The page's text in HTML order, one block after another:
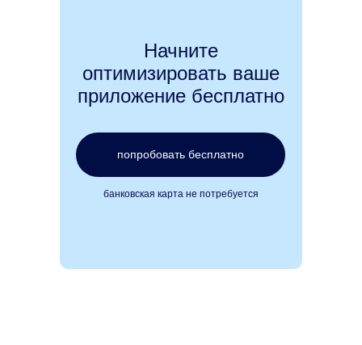
попробовать бесплатно
Начните
оптимизировать ваше
приложение бесплатно
банковская карта не потребуется